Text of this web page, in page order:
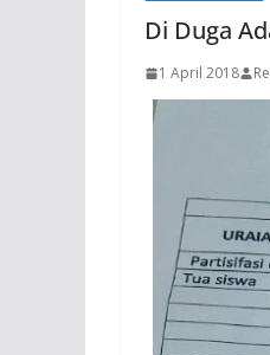
Di Duga
1 April 2018